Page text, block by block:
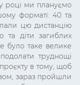
році ми плануємо
форматі: 40 та
цю дистанцію
та діти загиблих
було таке велике
труднощі
в тому, щоб
зараз пройшли